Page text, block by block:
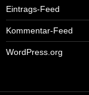
Eintrags-Feed
Kommentar-Feed
WordPress.org